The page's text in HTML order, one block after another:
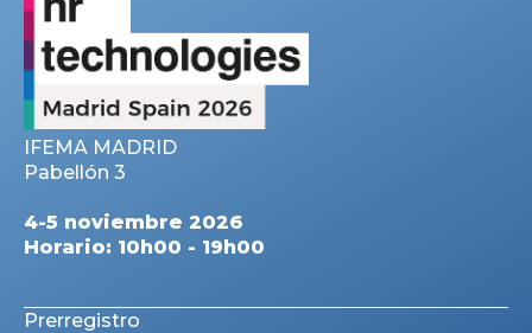
IFEMA MADRID
Pabellón 3
4-5 noviembre 2026
Horario: 10h00 - 19h00
Prerregistro